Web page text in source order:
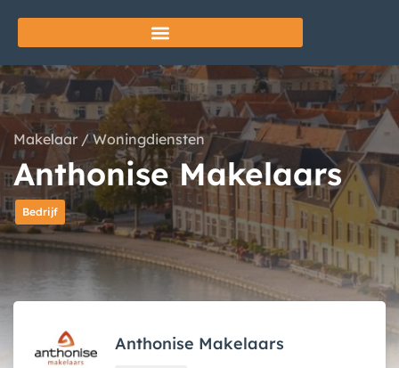
Makelaar /Woningdiensten
Anthonise Makelaars
Bedrijf
Anthonise Makelaars